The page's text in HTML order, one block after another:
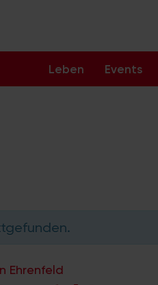
Leben Events
Ehrenfeld